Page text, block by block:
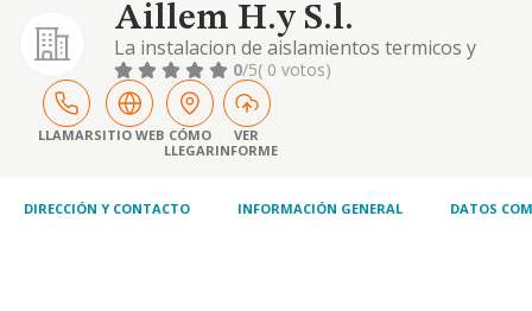
Aillem H.y S.l.
La instalacion de aislamientos termicos y
acusticos.cnae actividad principal 4323
instalaciones de aislamientos
0/5( 0 votos)
LLAMARSITIO WEB CÓMO
LLEGAR
VER
INFORME
DIRECCIÓN Y CONTACTO INFORMACIÓN GENERAL DATOS